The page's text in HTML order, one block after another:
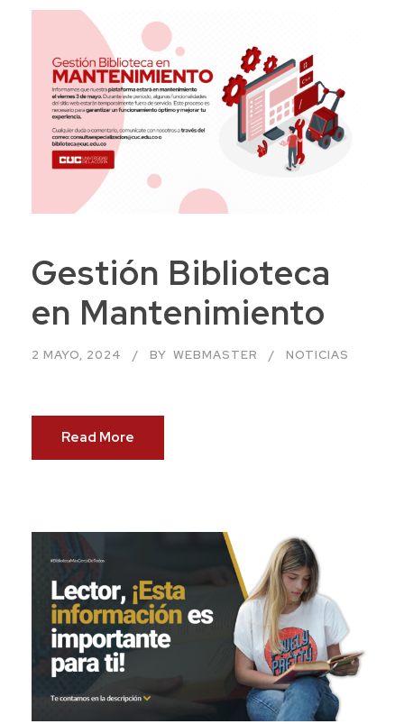
Gestión Biblioteca
en Mantenimiento
2 MAYO, 2024 BY WEBMASTER NOTICIAS
Read More